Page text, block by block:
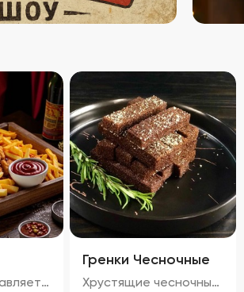
Блюдо представляет собой гармоничный набор закусок к пиву, включающий картофель фри, картофельные дольки, куриные наггетсы и сырные палочки. Все продукты имеют равномерную золотистую корочку без признаков пережарки. Вкус и аромат блюд натуральные, без посторонних привкусов и запахов. Картофель и гренки умеренно посолены, а наггетсы и сырные палочки остаются сочными внутри. Консистенция картофеля фри и долек мягкая внутри и хрустящая снаружи, наггетсы и сырные палочки – нежные и сочные внутри, с хрустящей корочкой.
Гренки Чесночные
Хрустящие чесночные гренки – это идеальное сочетание золотистой корочки и нежного аромата чеснока. Каждый кусочек пропитан легким масляным налетом, который подчеркивает насыщенный вкус обжаренного хлеба. Сливочный соус добавляет блюду особую мягкость и кремовую текстуру, а пряности создают изысканное послевкусие. Эти гренки станут отличным дополнением к любому блюду!